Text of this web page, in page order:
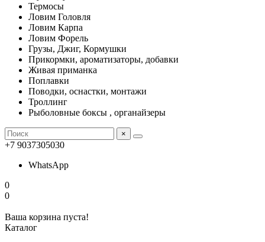
Термосы
Ловим Головля
Ловим Карпа
Ловим Форель
Грузы, Джиг, Кормушки
Прикормки, ароматизаторы, добавки
Живая приманка
Поплавки
Поводки, оснастки, монтажи
Троллинг
Рыболовные боксы , органайзеры
×
+7 9037305030
WhatsApp
0
0
Ваша корзина пуста!
Каталог